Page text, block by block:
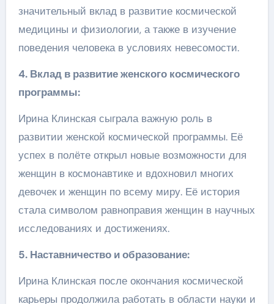
значительный вклад в развитие космической
медицины и физиологии, а также в изучение
поведения человека в условиях невесомости.
4. Вклад в развитие женского космического
программы:
Ирина Клинская сыграла важную роль в
развитии женской космической программы. Её
успех в полёте открыл новые возможности для
женщин в космонавтике и вдохновил многих
девочек и женщин по всему миру. Её история
стала символом равноправия женщин в научных
исследованиях и достижениях.
5. Наставничество и образование:
Ирина Клинская после окончания космической
карьеры продолжила работать в области науки и